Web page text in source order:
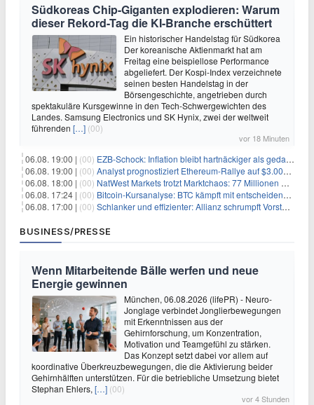
Südkoreas Chip-Giganten explodieren: Warum
dieser Rekord-Tag die KI-Branche erschüttert
Ein historischer Handelstag für Südkorea
Der koreanische Aktienmarkt hat am
Freitag eine beispiellose Performance
abgeliefert. Der Kospi-Index verzeichnete
seinen besten Handelstag in der
Börsengeschichte, angetrieben durch
spektakuläre Kursgewinne in den Tech-Schwergewichten des
Landes. Samsung Electronics und SK Hynix, zwei der weltweit
führenden […] (00)
vor 18 Minuten
06.08. 19:00 | (00) EZB-Schock: Inflation bleibt hartnäckiger als gedacht – 2027 wird zum kritischen Test
06.08. 19:00 | (00) Analyst prognostiziert Ethereum-Rallye auf $3.000 nach entscheidendem On-Chain-Ausbruch
06.08. 18:00 | (00) NatWest Markets trotzt Marktchaos: 77 Millionen Pfund Gewinn im ersten Halbjahr
06.08. 17:24 | (00) Bitcoin-Kursanalyse: BTC kämpft mit entscheidender $65K-Hürde, während sich ein Liquidationscluster aufbaut
06.08. 17:00 | (00) Schlanker und effizienter: Allianz schrumpft Vorstand auf 8 Köpfe – das steckt dahinter
BUSINESS/PRESSE
Wenn Mitarbeitende Bälle werfen und neue
Energie gewinnen
München, 06.08.2026 (lifePR) - Neuro-
Jonglage verbindet Jonglierbewegungen
mit Erkenntnissen aus der
Gehirnforschung, um Konzentration,
Motivation und Teamgefühl zu stärken.
Das Konzept setzt dabei vor allem auf
koordinative Überkreuzbewegungen, die die Aktivierung beider
Gehirnhälften unterstützen. Für die betriebliche Umsetzung bietet
Stephan Ehlers, […] (00)
vor 4 Stunden